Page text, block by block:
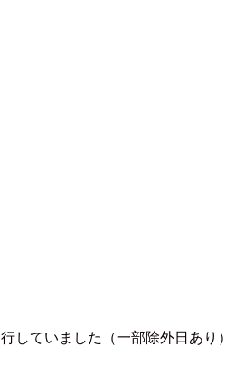
ていました（一部除外日あり）